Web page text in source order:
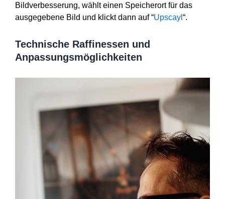
Bildverbesserung, wählt einen Speicherort für das
ausgegebene Bild und klickt dann auf “Upscayl “.
Technische Raffinessen und
Anpassungsmöglichkeiten